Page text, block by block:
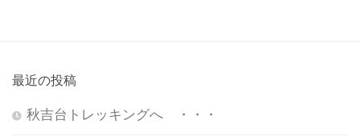
最近の投稿
秋吉台トレッキングへ ・・・